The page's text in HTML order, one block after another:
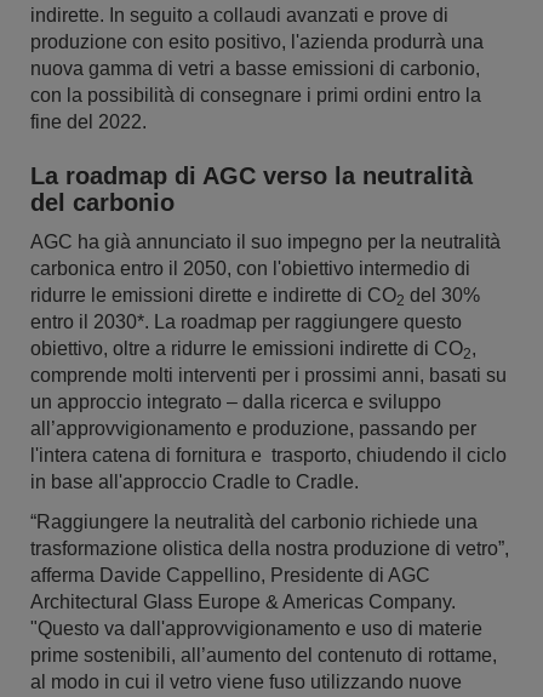
indirette. In seguito a collaudi avanzati e prove di
produzione con esito positivo, l'azienda produrrà una
nuova gamma di vetri a basse emissioni di carbonio,
con la possibilità di consegnare i primi ordini entro la
fine del 2022.
La roadmap di AGC verso la neutralità
del carbonio
AGC ha già annunciato il suo impegno per la neutralità
carbonica entro il 2050, con l'obiettivo intermedio di
ridurre le emissioni dirette e indirette di CO2 del 30%
entro il 2030*. La roadmap per raggiungere questo
obiettivo, oltre a ridurre le emissioni indirette di CO2,
comprende molti interventi per i prossimi anni, basati su
un approccio integrato – dalla ricerca e sviluppo
all’approvvigionamento e produzione, passando per
l'intera catena di fornitura e trasporto, chiudendo il ciclo
in base all'approccio Cradle to Cradle.
“Raggiungere la neutralità del carbonio richiede una
trasformazione olistica della nostra produzione di vetro”,
afferma Davide Cappellino, Presidente di AGC
Architectural Glass Europe & Americas Company.
"Questo va dall'approvvigionamento e uso di materie
prime sostenibili, all’aumento del contenuto di rottame,
al modo in cui il vetro viene fuso utilizzando nuove